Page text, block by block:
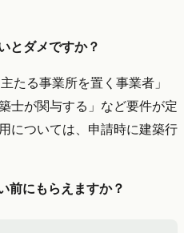
とダメですか？
たる事業所を置く事業者」
士が関与する」など要件が定
については、申請時に建築行
前にもらえますか？